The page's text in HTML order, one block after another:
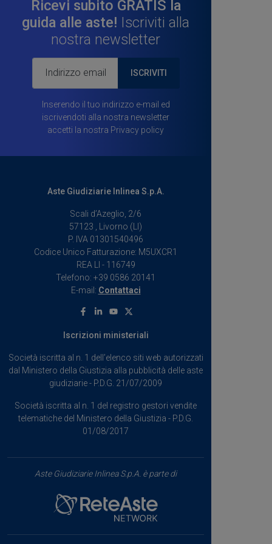
pubblicità e social media, i quali potrebbero combinarle
con altre informazioni che ha fornito loro o che hanno
raccolto dal suo utilizzo dei loro servizi.
Ricevi subito GRATIS la
guida alle aste! Iscriviti alla
nostra newsletter
ISCRIVITI
Inserendo il tuo indirizzo e-mail ed
iscrivendoti alla nostra newsletter
accetti la nostra Privacy policy
Aste Giudiziarie Inlinea S.p.A.
Scali d’Azeglio, 2/6
57123 , Livorno (LI)
P. IVA 01301540496
Codice Unico Fatturazione: M5UXCR1
REA LI - 116749
Telefono: +39 0586 20141
E-mail: Contattaci
Facebook
LinkedinYoutube
X
Iscrizioni ministeriali
Società iscritta al n. 1 dell’elenco siti web autorizzati
dal Ministero della Giustizia alla pubblicità delle aste
giudiziarie - P.D.G. 21/07/2009
Società iscritta al n. 1 del registro gestori vendite
telematiche del Ministero della Giustizia - P.D.G.
01/08/2017
Aste Giudiziarie Inlinea S.p.A. è parte di